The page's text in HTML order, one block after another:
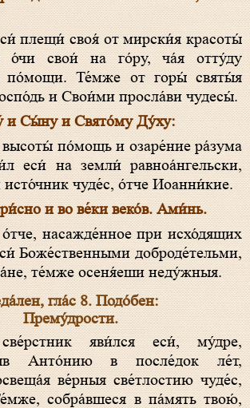
о́чи свои́ на го́ру, ча́я отту́ду
по́мощи. Те́мже от горы́ святы́я
и Свои́ми просла́ви чудесы́.
и Сы́ну и Свято́му Ду́ху:
еси́ на земли́ равноа́нгельски,
чуде́с, о́тче Иоанни́кие.
и во ве́ки веко́в. Ами́нь.
Боже́ственными доброде́тельми,
те́мже осеня́еши неду́жныя.
гла́с 8. Подо́бен:
Прему́дрости.
Анто́нию в после́док ле́т,
ве́рныя све́тлостию чуде́с,
собра́вшеся в па́мять твою́,